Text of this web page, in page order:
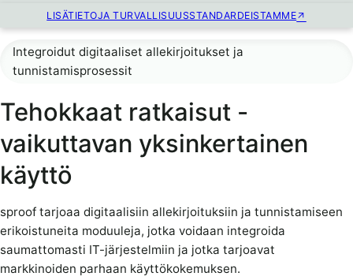
LISÄTIETOJA TURVALLISUUSSTANDARDEISTAMME
Integroidut digitaaliset allekirjoitukset ja
tunnistamisprosessit
Tehokkaat ratkaisut -
vaikuttavan yksinkertainen
käyttö
sproof tarjoaa digitaalisiin allekirjoituksiin ja tunnistamiseen
erikoistuneita moduuleja, jotka voidaan integroida
saumattomasti IT-järjestelmiin ja jotka tarjoavat
markkinoiden parhaan käyttökokemuksen.